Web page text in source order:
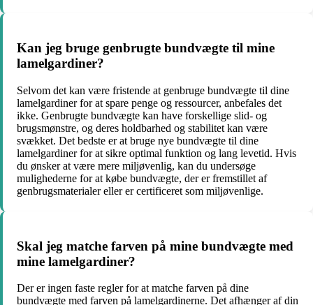
Kan jeg bruge genbrugte bundvægte til mine
lamelgardiner?
Selvom det kan være fristende at genbruge bundvægte til dine
lamelgardiner for at spare penge og ressourcer, anbefales det
ikke. Genbrugte bundvægte kan have forskellige slid- og
brugsmønstre, og deres holdbarhed og stabilitet kan være
svækket. Det bedste er at bruge nye bundvægte til dine
lamelgardiner for at sikre optimal funktion og lang levetid. Hvis
du ønsker at være mere miljøvenlig, kan du undersøge
mulighederne for at købe bundvægte, der er fremstillet af
genbrugsmaterialer eller er certificeret som miljøvenlige.
Skal jeg matche farven på mine bundvægte med
mine lamelgardiner?
Der er ingen faste regler for at matche farven på dine
bundvægte med farven på lamelgardinerne. Det afhænger af din